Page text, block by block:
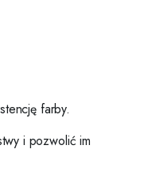
farby.
i pozwolić im